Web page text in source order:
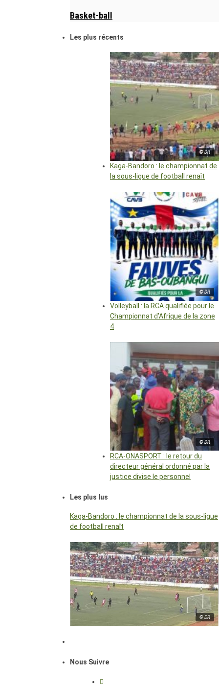
Basket-ball
Les plus récents
© DR
Kaga-Bandoro : le championnat de
la sous-ligue de football renaît
© DR
Volleyball : la RCA qualifiée pour le
Championnat d’Afrique de la zone
4
© DR
RCA-ONASPORT : le retour du
directeur général ordonné par la
justice divise le personnel
Les plus lus
Kaga-Bandoro : le championnat de la sous-ligue
de football renaît
© DR
Nous Suivre